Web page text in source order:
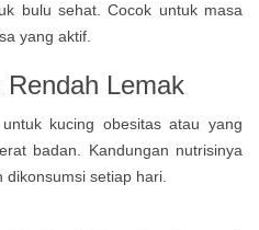
bulu sehat. Cocok untuk masa
yang aktif.
Lemak
kucing obesitas atau yang
badan. Kandungan nutrisinya
setiap hari.